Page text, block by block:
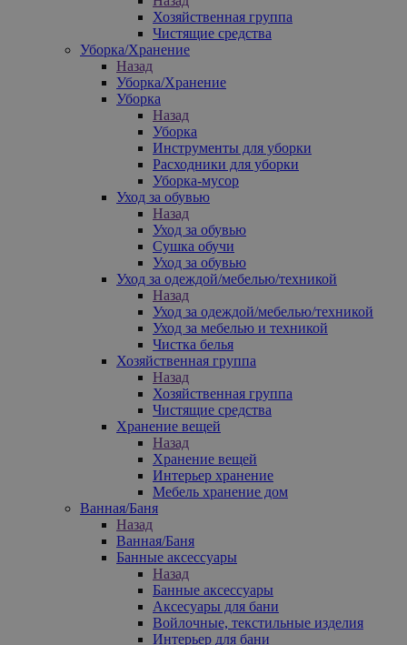
Хозяйственная группа
Чистящие средства
Уборка/Хранение
Назад
Уборка/Хранение
Уборка
Назад
Уборка
Инструменты для уборки
Расходники для уборки
Уборка-мусор
Уход за обувью
Назад
Уход за обувью
Сушка обучи
Уход за обувью
Уход за одеждой/мебелью/техникой
Назад
Уход за одеждой/мебелью/техникой
Уход за мебелью и техникой
Чистка белья
Хозяйственная группа
Назад
Хозяйственная группа
Чистящие средства
Хранение вещей
Назад
Хранение вещей
Интерьер хранение
Мебель хранение дом
Ванная/Баня
Назад
Ванная/Баня
Банные аксессуары
Назад
Банные аксессуары
Аксесуары для бани
Войлочные, текстильные изделия
Интерьер для бани